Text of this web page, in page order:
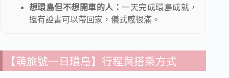
想環島但不想開車的人：一天完成環島成就，
還有證書可以帶回家，儀式感很滿。
【萌旅號一日環島】行程與搭乘方式